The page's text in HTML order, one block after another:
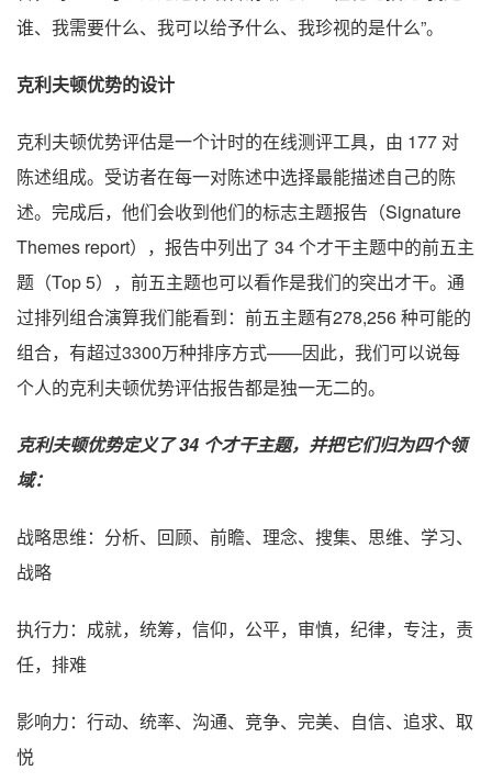
谁、我需要什么、我可以给予什么、我珍视的是什么”。
克利夫顿优势的设计
克利夫顿优势评估是一个计时的在线测评工具，由 177 对
陈述组成。受访者在每一对陈述中选择最能描述自己的陈
述。完成后，他们会收到他们的标志主题报告（Signature
Themes report），报告中列出了 34 个才干主题中的前五主
题（Top 5），前五主题也可以看作是我们的突出才干。通
过排列组合演算我们能看到：前五主题有278,256 种可能的
组合，有超过3300万种排序方式——因此，我们可以说每
个人的克利夫顿优势评估报告都是独一无二的。
克利夫顿优势定义了 34 个才干主题，并把它们归为四个领
域：
战略思维：分析、回顾、前瞻、理念、搜集、思维、学习、
战略
执行力：成就，统筹，信仰，公平，审慎，纪律，专注，责
任，排难
影响力：行动、统率、沟通、竞争、完美、自信、追求、取
悦